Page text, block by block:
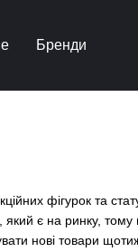
Бренди
фігурок та
є на ринку,
нові товари